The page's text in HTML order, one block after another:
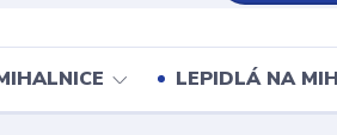
LEPIDLÁ NA